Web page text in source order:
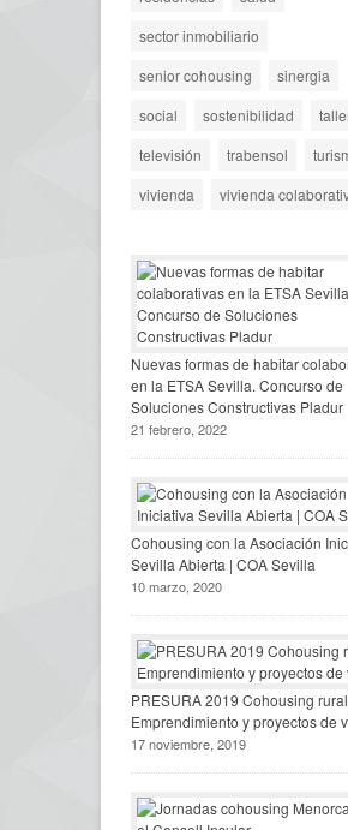
sector inmobiliario
senior cohousing
sinergia
social
sostenibilidad
televisión
trabensol
vivienda
vivienda
Nuevas formas de habitar
en la ETSA Sevilla. Concurso de
Soluciones Constructivas Pladur
21 febrero, 2022
Cohousing con la Asociación
Sevilla Abierta | COA Sevilla
10 marzo, 2020
PRESURA 2019 Cohousing
Emprendimiento y proyectos de
17 noviembre, 2019